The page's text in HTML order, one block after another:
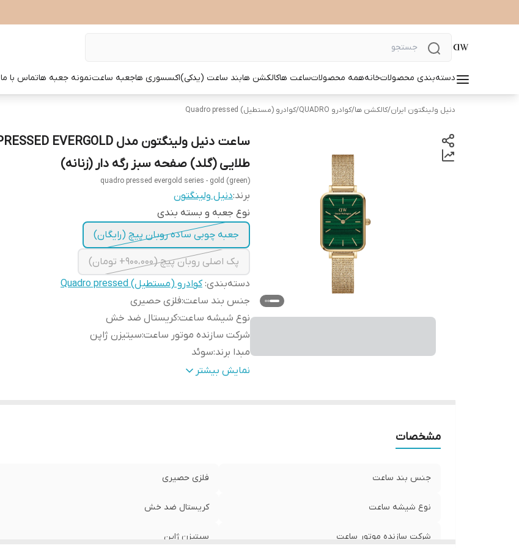
دسته‌بندی محصولاتخانههمه محصولاتساعت هاکالکشن هابند ساعت (یدکی)اکسسوری هاجعبه ساعتنمونه جعبه هاتماس با ما
دنیل ولینگتون ایران/کالکشن ها/کوادرو QUADRO /کوادرو (مستطیل) Quadro pressed
طلایی (گلد) صفحه سبز رگه دار (زنانه)
quadro pressed evergold series - gold (green)
برند:دنیل ولینگتون
نوع جعبه و بسته بندی
جعبه چوبی ساده روبان پیچ (رایگان)
پک اصلی روبان پیچ (900،000+ تومان)
دسته‌بندی:کوادرو (مستطیل) Quadro pressed
جنس بند ساعت:فلزی حصیری
نوع شیشه ساعت:کریستال ضد خش
شرکت سازنده موتور ساعت:سیتیزن ژاپن
مبدا برند:سوئد
گارانتی : یکساله دنیل ولینگتون ایراننمایش بیشتر
مشخصات
جنس بند ساعت فلزی حصیری
نوع شیشه ساعت کریستال ضد خش
شرکت سازنده موتور ساعت سیتیزن ژاپن